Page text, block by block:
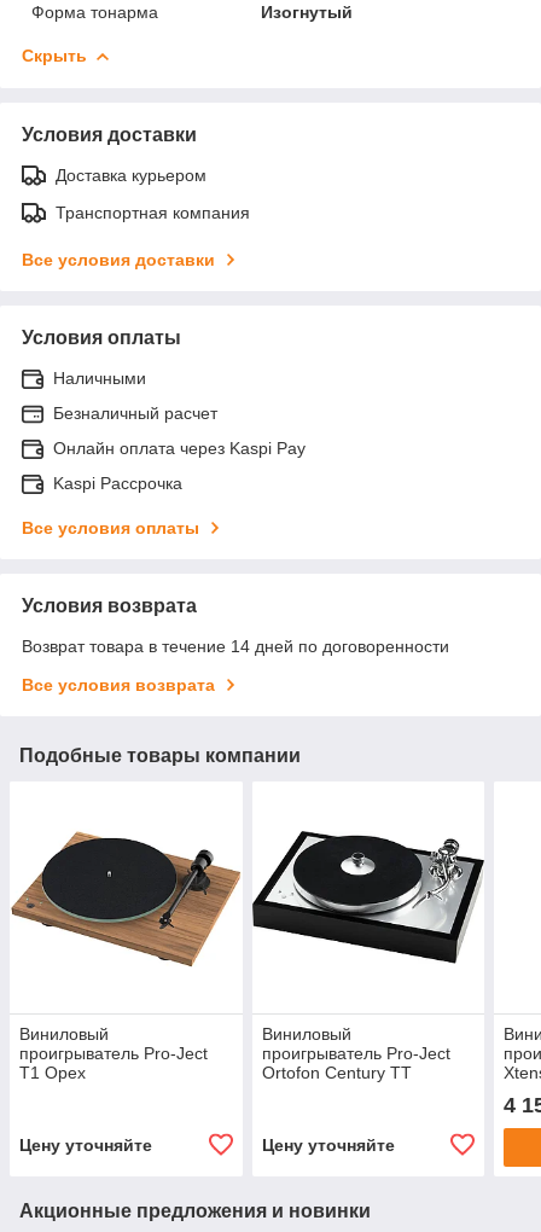
Форма тонарма
Изогнутый
Скрыть
Условия доставки
Доставка курьером
Транспортная компания
Все условия доставки
Условия оплаты
Наличными
Безналичный расчет
Онлайн оплата через Kaspi Pay
Kaspi Рассрочка
Все условия оплаты
Условия возврата
Возврат товара в течение 14 дней по договоренности
Все условия возврата
Подобные товары компании
Виниловый
проигрыватель Pro-Ject
T1 Орех
Цену уточняйте
Виниловый
проигрыватель Pro-Ject
Ortofon Century TT
Цену уточняйте
4
Акционные предложения и новинки